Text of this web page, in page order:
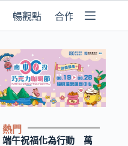
暢觀點 合作媒體
熱門
端午祝福化為行動 萬